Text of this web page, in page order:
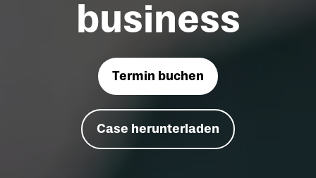
business
Termin buchen
Case herunterladen